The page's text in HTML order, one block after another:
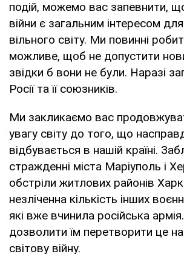
подій, можемо вас запевнити,
війни є загальним інтересом
вільного світу. Ми повинні
можливе, щоб не допустити
звідки б вони не були. Наразі
Росії та її союзників.
Ми закликаємо вас
увагу світу до того, що
відбувається в нашій країні.
стражденні міста Маріуполь і
обстріли житлових районів
незліченна кількість інших
які вже вчинила російська
дозволити їм перетворити це
світову війну.